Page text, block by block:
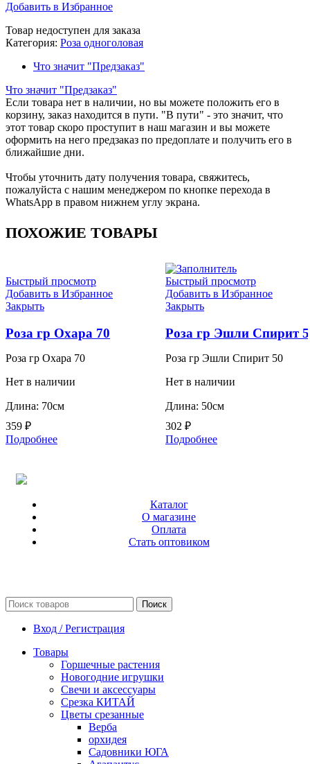
Добавить в Избранное
Товар недоступен для заказа
Категория: Роза одноголовая
Что значит "Предзаказ"
Что значит "Предзаказ"
Если товара нет в наличии, но вы можете положить его в
корзину, заказ находится в пути. "В пути" - это значит, что
этот товар скоро проступит в наш магазин и вы можете
оформить на него предзаказ по предоплате и получить его в
ближайшие дни.
Чтобы уточнить дату получения товара, свяжитесь,
пожалуйста с нашим менеджером по кнопке перехода в
WhatsApp в правом нижнем углу экрана.
ПОХОЖИЕ ТОВАРЫ
Быстрый просмотр
Добавить в Избранное
Закрыть
Роза гр Охара 70
Роза гр Охара 70
Нет в наличии
Длина: 70см
359 ₽
Подробнее
Быстрый просмотр
Добавить в Избранное
Закрыть
Роза гр Эшли Спирит
Роза гр Эшли Спирит 50
Нет в наличии
Длина: 50см
302 ₽
Подробнее
Каталог
О магазине
Оплата
Стать оптовиком
Поиск
Вход / Регистрация
Товары
Горшечные растения
Новогодние игрушки
Свечи и аксессуары
Срезка КИТАЙ
Цветы срезанные
Верба
орхидея
Садовники ЮГА